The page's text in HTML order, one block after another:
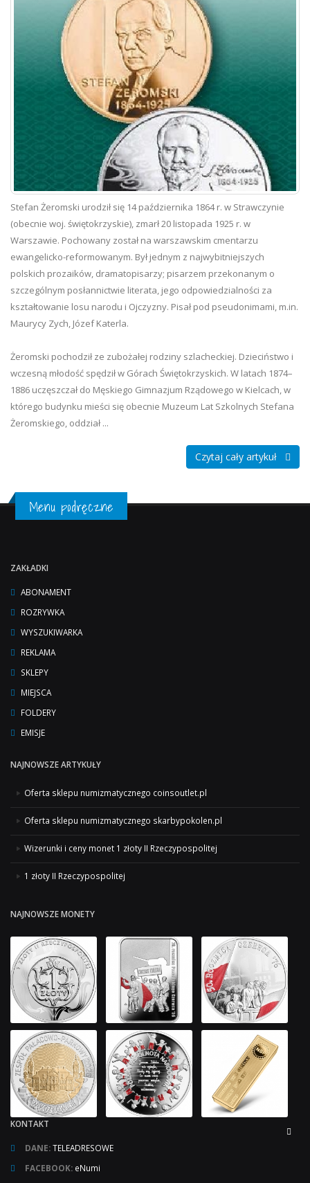
Stefan Żeromski urodził się 14 października 1864 r. w Strawczynie
(obecnie woj. świętokrzyskie), zmarł 20 listopada 1925 r. w
Warszawie. Pochowany został na warszawskim cmentarzu
ewangelicko-reformowanym. Był jednym z najwybitniejszych
polskich prozaików, dramatopisarzy; pisarzem przekonanym o
szczególnym posłannictwie literata, jego odpowiedzialności za
kształtowanie losu narodu i Ojczyzny. Pisał pod pseudonimami, m.in.
Maurycy Zych, Józef Katerla.
Żeromski pochodził ze zubożałej rodziny szlacheckiej. Dzieciństwo i
wczesną młodość spędził w Górach Świętokrzyskich. W latach 1874–
1886 uczęszczał do Męskiego Gimnazjum Rządowego w Kielcach, w
którego budynku mieści się obecnie Muzeum Lat Szkolnych Stefana
Żeromskiego, oddział ...
Czytaj cały artykuł
Menu podręczne
ZAKŁADKI
ABONAMENT
ROZRYWKA
WYSZUKIWARKA
REKLAMA
SKLEPY
MIEJSCA
FOLDERY
EMISJE
NAJNOWSZE ARTYKUŁY
Oferta sklepu numizmatycznego coinsoutlet.pl
Oferta sklepu numizmatycznego skarbypokolen.pl
Wizerunki i ceny monet 1 złoty II Rzeczypospolitej
1 złoty II Rzeczypospolitej
NAJNOWSZE MONETY
KONTAKT
DANE:TELEADRESOWE
FACEBOOK: eNumi